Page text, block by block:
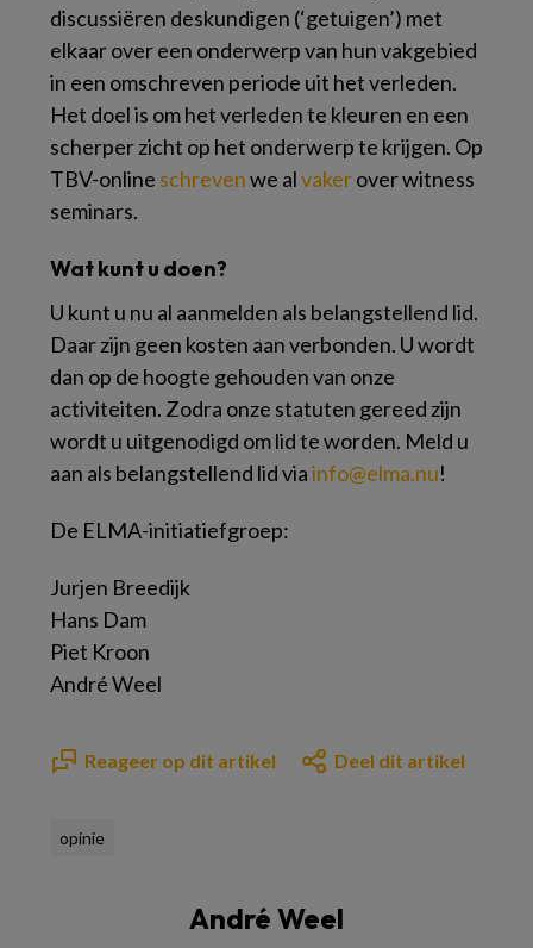
discussiëren deskundigen (‘getuigen’) met
elkaar over een onderwerp van hun vakgebied
in een omschreven periode uit het verleden.
Het doel is om het verleden te kleuren en een
scherper zicht op het onderwerp te krijgen. Op
TBV-online schrevenwe alvakerover witness
seminars.
Wat kunt u doen?
U kunt u nu al aanmelden als belangstellend lid.
Daar zijn geen kosten aan verbonden. U wordt
dan op de hoogte gehouden van onze
activiteiten. Zodra onze statuten gereed zijn
wordt u uitgenodigd om lid te worden. Meld u
aan als belangstellend lid viainfo@elma.nu!
De ELMA-initiatiefgroep:
Jurjen Breedijk
Hans Dam
Piet Kroon
André Weel
Reageer op dit artikel Deel dit artikel
opinie
André Weel